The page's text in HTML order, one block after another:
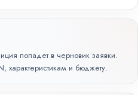
попадет в черновик заявки.
и бюджету.